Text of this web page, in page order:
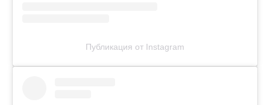
Публикация от Instagram